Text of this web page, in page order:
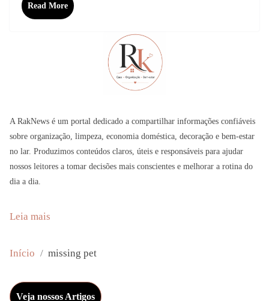
Read More
A RakNews é um portal dedicado a compartilhar informações confiáveis
sobre organização, limpeza, economia doméstica, decoração e bem-estar
no lar. Produzimos conteúdos claros, úteis e responsáveis para ajudar
nossos leitores a tomar decisões mais conscientes e melhorar a rotina do
dia a dia.
Leia mais
o
t
Início missing pet
Veja nossos Artigos